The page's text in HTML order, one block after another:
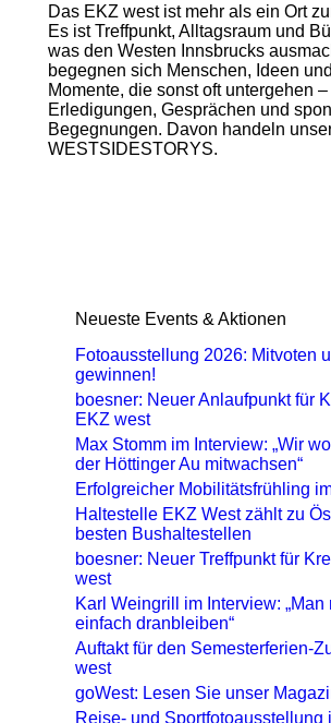
Das EKZ west ist mehr als ein Ort
Es ist Treffpunkt, Alltagsraum und
was den Westen Innsbrucks
begegnen sich Menschen, Ideen
Momente, die sonst oft untergehen
Erledigungen, Gesprächen und
Begegnungen. Davon handeln
WESTSIDESTORYS.
Neueste Events & Aktionen
Fotoausstellung 2026: Mitvoten
gewinnen!
boesner: Neuer Anlaufpunkt für
EKZ west
Max Stomm im Interview: „Wir
der Höttinger Au mitwachsen“
Erfolgreicher Mobilitätsfrühling
Haltestelle EKZ West zählt zu
besten Bushaltestellen
boesner: Neuer Treffpunkt für
west
Karl Weingrill im Interview: „Man
einfach dranbleiben“
Auftakt für den Semesterferien-
west
goWest: Lesen Sie unser
Reise- und Sportfotoausstellung